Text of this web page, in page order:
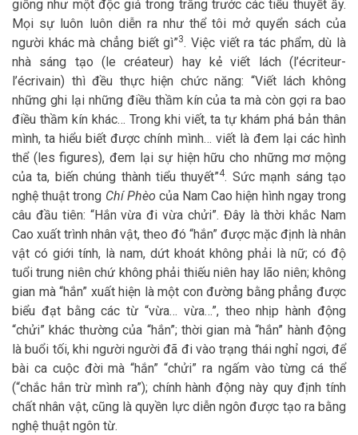
giống như một độc giả trong trắng trước các tiểu thuyết ấy.
Mọi sự luôn luôn diễn ra như thể tôi mở quyển sách của
người khác mà chẳng biết gì”3. Việc viết ra tác phẩm, dù là
nhà sáng tạo (le créateur) hay kẻ viết lách (l’écriteur-
l’écrivain) thì đều thực hiện chức năng: “Viết lách không
những ghi lại những điều thầm kín của ta mà còn gợi ra bao
điều thầm kín khác… Trong khi viết, ta tự khám phá bản thân
mình, ta hiểu biết được chính mình… viết là đem lại các hình
thể (les figures), đem lại sự hiện hữu cho những mơ mộng
của ta, biến chúng thành tiểu thuyết”4. Sức mạnh sáng tạo
nghệ thuật trong Chí Phèo của Nam Cao hiện hình ngay trong
câu đầu tiên: “Hắn vừa đi vừa chửi”. Đây là thời khắc Nam
Cao xuất trình nhân vật, theo đó “hắn” được mặc định là nhân
vật có giới tính, là nam, dứt khoát không phải là nữ; có độ
tuổi trung niên chứ không phải thiếu niên hay lão niên; không
gian mà “hắn” xuất hiện là một con đường bằng phẳng được
biểu đạt bằng các từ “vừa… vừa…”, theo nhịp hành động
“chửi” khác thường của “hắn”; thời gian mà “hắn” hành động
là buổi tối, khi người người đã đi vào trạng thái nghỉ ngơi, để
bài ca cuộc đời mà “hắn” “chửi” ra ngấm vào từng cá thể
(“chắc hắn trừ mình ra”); chính hành động này quy định tính
chất nhân vật, cũng là quyền lực diễn ngôn được tạo ra bằng
nghệ thuật ngôn từ.